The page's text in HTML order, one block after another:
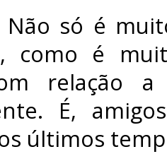
Não só é
como é
relação
É,
últimos